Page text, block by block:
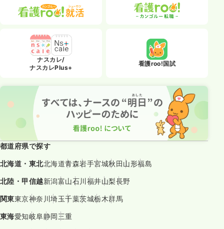
ナスカレ/
ナスカレPlus+
看護roo!国試
都道府県で探す
北海道・東北北海道青森岩手宮城秋田山形福島
北陸・甲信越新潟富山石川福井山梨長野
関東東京神奈川埼玉千葉茨城栃木群馬
東海愛知岐阜静岡三重